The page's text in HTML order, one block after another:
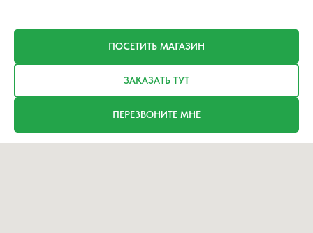
ПОСЕТИТЬ МАГАЗИН
ЗАКАЗАТЬ ТУТ
ПЕРЕЗВОНИТЕ МНЕ